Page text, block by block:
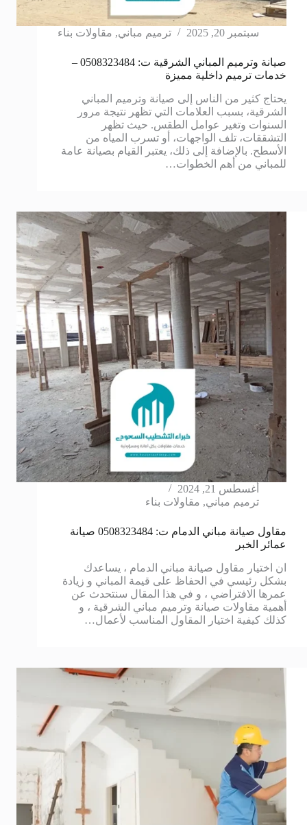
سبتمبر 20, 2025 ترميم مباني, مقاولات بناء
صيانة وترميم المباني الشرقية ت: 0508323484 –
خدمات ترميم داخلية مميزة
يحتاج كثير من الناس إلى صيانة وترميم المباني
الشرقية، بسبب العلامات التي تظهر نتيجة مرور
السنوات وتغير عوامل الطقس. حيث تظهر
التشققات، تلف الواجهات، أو تسرب المياه من
الأسطح. بالإضافة إلى ذلك، يعتبر القيام بصيانة عامة
للمباني من أهم الخطوات…
أغسطس 21, 2024
ترميم مباني, مقاولات بناء
مقاول صيانة مباني الدمام ت: 0508323484 صيانة
عمائر الخبر
ان اختيار مقاول صيانة مباني الدمام ، يساعدك
بشكل رئيسي في الحفاظ على قيمة المباني و زيادة
عمرها الافتراضي ، و في هذا المقال سنتحدث عن
أهمية مقاولات صيانة وترميم مباني الشرقية ، و
كذلك كيفية اختيار المقاول المناسب لأعمال…